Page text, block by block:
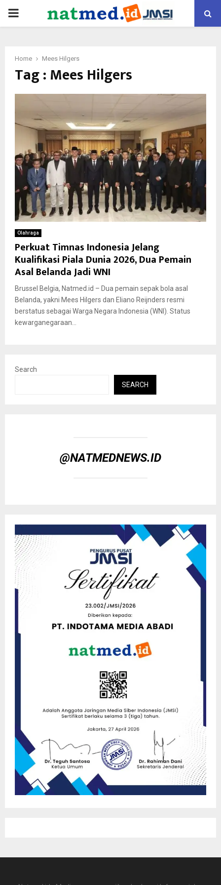
PRIMARY
Home Mees Hilgers
Tag : Mees Hilgers
Olahraga
Perkuat Timnas Indonesia Jelang
Kualifikasi Piala Dunia 2026, Dua Pemain
Asal Belanda Jadi WNI
Brussel Belgia, Natmed.id – Dua pemain sepak bola asal
Belanda, yakni Mees Hilgers dan Eliano Reijnders resmi
berstatus sebagai Warga Negara Indonesia (WNI). Status
kewarganegaraan...
Search
SEARCH
@NATMEDNEWS.ID